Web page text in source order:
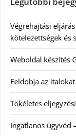
Végrehajtási
kötelezettségek és
Weboldal készítés
Feldobja az
Tökéletes
Ingatlanos ügyvéd